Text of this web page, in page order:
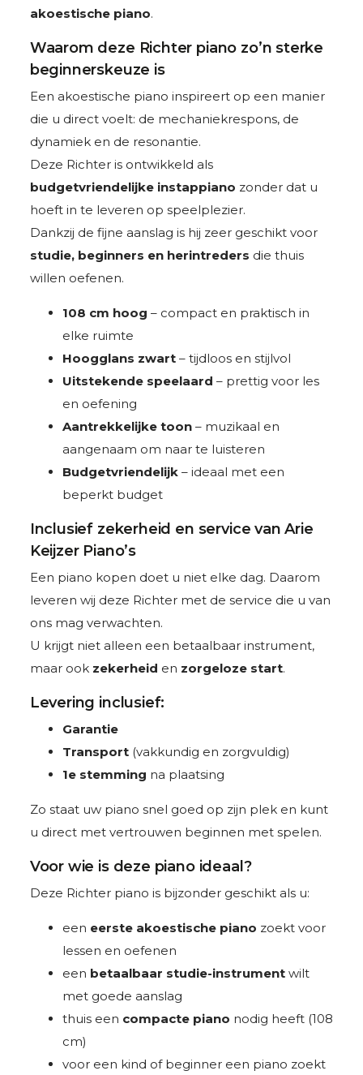
akoestische piano.
Waarom deze Richter piano zo’n sterke
beginnerskeuze is
Een akoestische piano inspireert op een manier
die u direct voelt: de mechaniekrespons, de
dynamiek en de resonantie.
Deze Richter is ontwikkeld als
budgetvriendelijke instappiano zonder dat u
hoeft in te leveren op speelplezier.
Dankzij de fijne aanslag is hij zeer geschikt voor
studie, beginners en herintreders die thuis
willen oefenen.
108 cm hoog – compact en praktisch in
elke ruimte
Hoogglans zwart– tijdloos en stijlvol
Uitstekende speelaard – prettig voor les
en oefening
Aantrekkelijke toon– muzikaal en
aangenaam om naar te luisteren
Budgetvriendelijk– ideaal met een
beperkt budget
Inclusief zekerheid en service van Arie
Keijzer Piano’s
Een piano kopen doet u niet elke dag. Daarom
leveren wij deze Richter met de service die u van
ons mag verwachten.
U krijgt niet alleen een betaalbaar instrument,
maar ook zekerheid en zorgeloze start.
Levering inclusief:
Garantie
Transport(vakkundig en zorgvuldig)
1e stemming na plaatsing
Zo staat uw piano snel goed op zijn plek en kunt
u direct met vertrouwen beginnen met spelen.
Voor wie is deze piano ideaal?
Deze Richter piano is bijzonder geschikt als u:
een eerste akoestische piano zoekt voor
lessen en oefenen
een betaalbaar studie-instrumentwilt
met goede aanslag
thuis een compacte piano nodig heeft (108
cm)
voor een kind of beginner een piano zoekt